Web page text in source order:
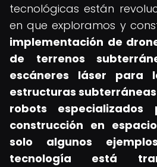
tecnológicas están
en que exploramos y
implementación de
de terrenos
escáneres láser para
estructuras
robots
construcción en
solo algunos
tecnología está